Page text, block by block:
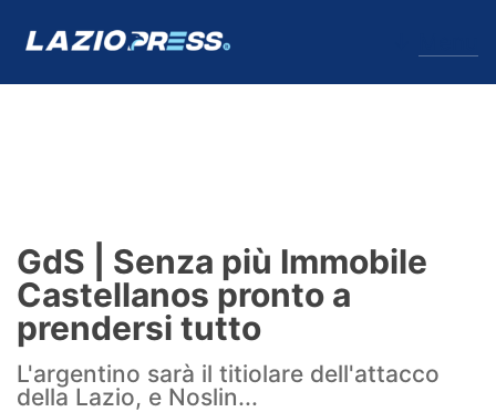
Formello
Infortuni
Primavera
GdS | Senza più Immobile
Castellanos pronto a
prendersi tutto
L'argentino sarà il titiolare dell'attacco
della Lazio, e Noslin...